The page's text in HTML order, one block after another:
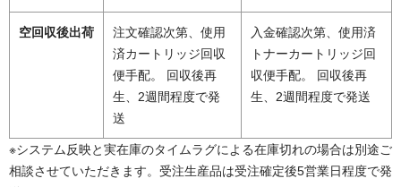
空回収後出荷
注文確認次第、使用
済カートリッジ回収
便手配。 回収後再
生、2週間程度で発
送
入金確認次第、使用済
トナーカートリッジ回
収便手配。 回収後再
生、2週間程度で発送
※システム反映と実在庫のタイムラグによる在庫切れの場合は別途ご
相談させていただきます。受注生産品は受注確定後5営業日程度で発